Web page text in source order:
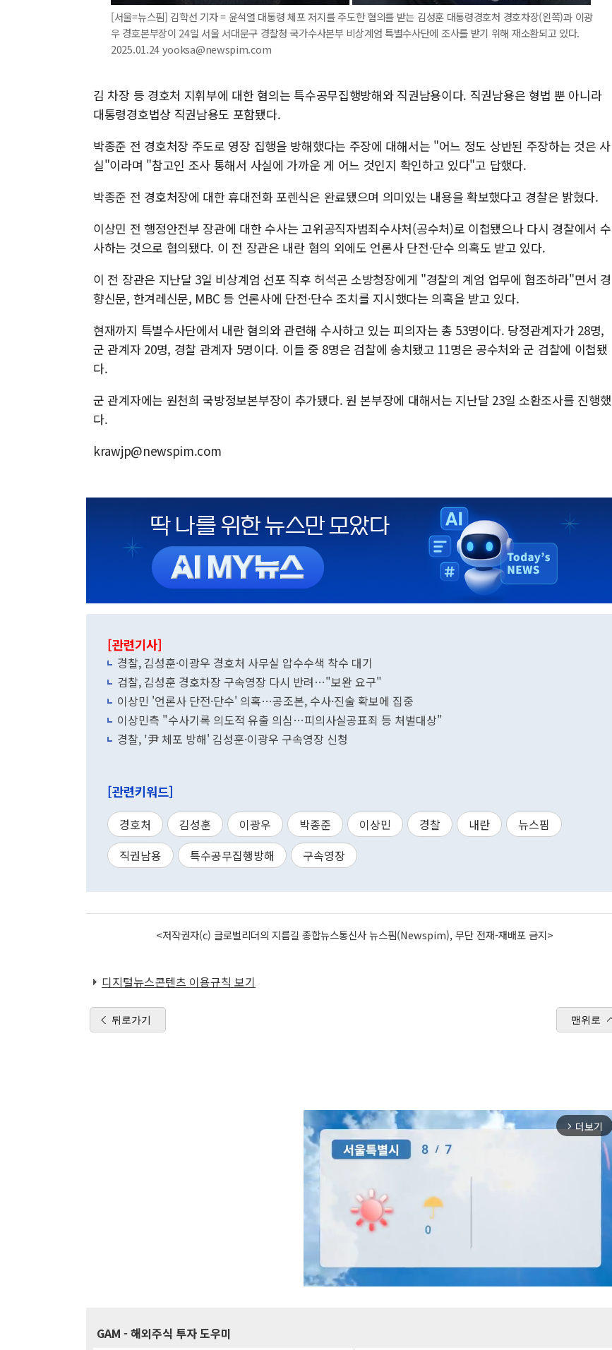
[서울=뉴스핌] 김학선 기자 = 윤석열 대통령 체포 저지를 주도한 혐의를 받는 김성훈 대통령경호처 경호차장(왼쪽)과 이광
우 경호본부장이 24일 서울 서대문구 경찰청 국가수사본부 비상계엄 특별수사단에 조사를 받기 위해 재소환되고 있다.
2025.01.24 yooksa@newspim.com
김 차장 등 경호처 지휘부에 대한 혐의는 특수공무집행방해와 직권남용이다. 직권남용은 형법 뿐 아니라
대통령경호법상 직권남용도 포함됐다.
박종준 전 경호처장 주도로 영장 집행을 방해했다는 주장에 대해서는 "어느 정도 상반된 주장하는 것은 사
실"이라며 "참고인 조사 통해서 사실에 가까운 게 어느 것인지 확인하고 있다"고 답했다.
박종준 전 경호처장에 대한 휴대전화 포렌식은 완료됐으며 의미있는 내용을 확보했다고 경찰은 밝혔다.
이상민 전 행정안전부 장관에 대한 수사는 고위공직자범죄수사처(공수처)로 이첩됐으나 다시 경찰에서 수
사하는 것으로 협의됐다. 이 전 장관은 내란 혐의 외에도 언론사 단전·단수 의혹도 받고 있다.
이 전 장관은 지난달 3일 비상계엄 선포 직후 허석곤 소방청장에게 "경찰의 계엄 업무에 협조하라"면서 경
향신문, 한겨레신문, MBC 등 언론사에 단전·단수 조치를 지시했다는 의혹을 받고 있다.
현재까지 특별수사단에서 내란 혐의와 관련해 수사하고 있는 피의자는 총 53명이다. 당정관계자가 28명,
군 관계자 20명, 경찰 관계자 5명이다. 이들 중 8명은 검찰에 송치됐고 11명은 공수처와 군 검찰에 이첩됐
다.
군 관계자에는 원천희 국방정보본부장이 추가됐다. 원 본부장에 대해서는 지난달 23일 소환조사를 진행했
다.
krawjp@newspim.com
[관련기사]
경찰, 김성훈·이광우 경호처 사무실 압수수색 착수 대기
검찰, 김성훈 경호차장 구속영장 다시 반려…"보완 요구"
이상민 '언론사 단전·단수' 의혹…공조본, 수사·진술 확보에 집중
이상민측 "수사기록 의도적 유출 의심…피의사실공표죄 등 처벌대상"
경찰, '尹 체포 방해' 김성훈·이광우 구속영장 신청
[관련키워드]
경호처 김성훈 이광우 박종준 이상민 경찰 내란
뉴스핌
직권남용
특수공무집행방해 구속영장
<저작권자(c) 글로벌리더의 지름길 종합뉴스통신사 뉴스핌(Newspim), 무단 전재-재배포 금지>
디지털뉴스콘텐츠 이용규칙 보기
뒤로가기 맨위로
arrow_forward_ios 더보기
GAM - 해외주식 투자 도우미